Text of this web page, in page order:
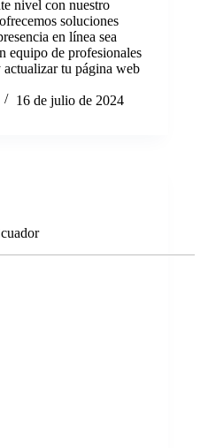
nivel con nuestro
soluciones
en línea sea
equipo de profesionales
actualizar tu página web
16 de julio de 2024